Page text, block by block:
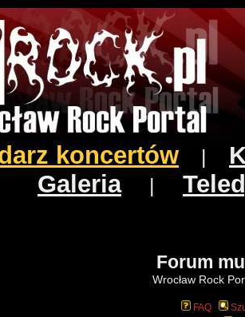
koncertów
Galeria|
Forum
Wrocław Rock
FAQ